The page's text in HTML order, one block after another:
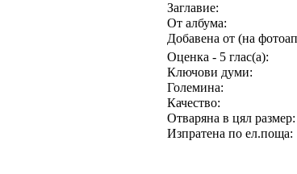
Заглавие:
От албума:
Добавена от (на
Оценка - 5 глас(а):
Ключови думи:
Големина:
Качество:
Отваряна в цял размер:
Изпратена по ел.поща: